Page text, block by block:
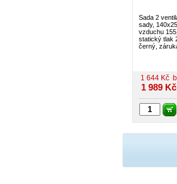
Sada 2
sady,
vzduchu
statický tlak
černý,
1 644 Kč
1 989 Kč